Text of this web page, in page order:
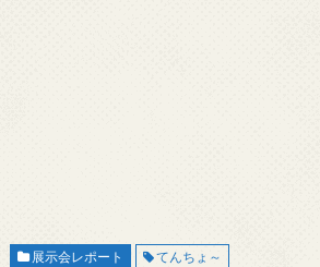
展示会レポート てんちょ～